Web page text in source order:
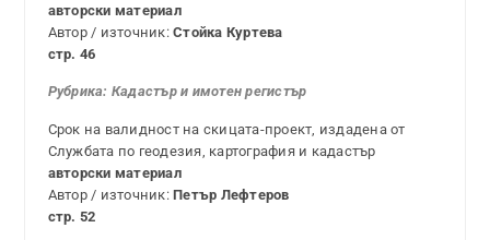
авторски материал
Автор / източник:Стойка Куртева
стр. 46
Рубрика: Кадастър и имотен регистър
Срок на валидност на скицата-проект, издадена от
Службата по геодезия, картография и кадастър
авторски материал
Автор / източник:Петър Лефтеров
стр. 52